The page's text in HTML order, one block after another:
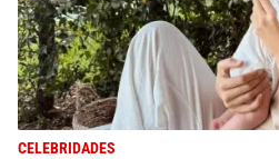
CELEBRIDADES